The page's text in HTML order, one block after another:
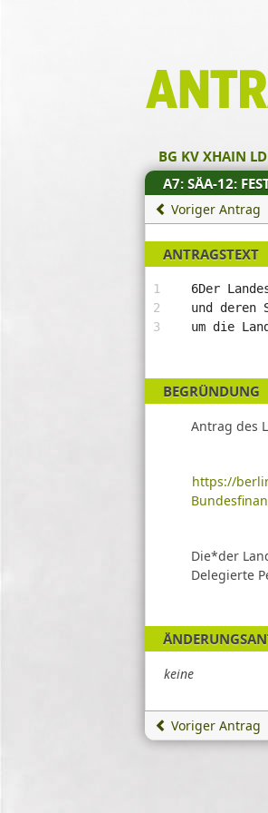
Zur
Startseite
BG KV XHAIN
A7: SÄA-12:
Voriger Antrag
ANTRAGSTEXT
6Der
und
um die
BEGRÜNDUNG
Antrag des
https://
Die*der
Delegierte
keine
Voriger Antrag